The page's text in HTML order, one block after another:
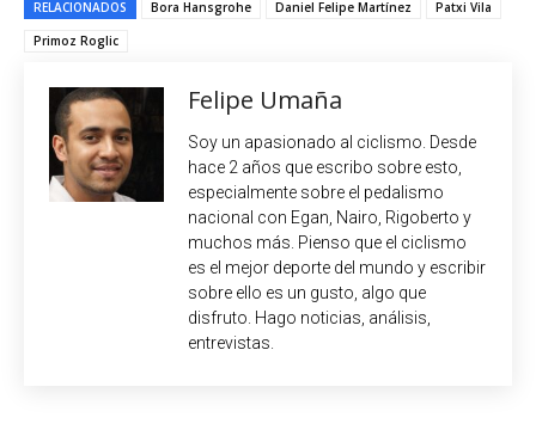
RELACIONADOS Bora Hansgrohe Daniel Felipe Martínez
Patxi Vila
Primoz Roglic
Felipe Umaña
Soy un apasionado al ciclismo. Desde
hace 2 años que escribo sobre esto,
especialmente sobre el pedalismo
nacional con Egan, Nairo, Rigoberto y
muchos más. Pienso que el ciclismo
es el mejor deporte del mundo y escribir
sobre ello es un gusto, algo que
disfruto. Hago noticias, análisis,
entrevistas.